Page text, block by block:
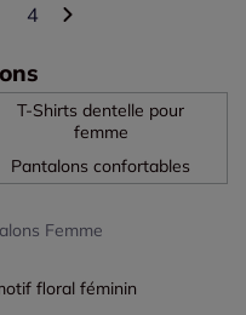
4
T-Shirts dentelle pour
femme
Pantalons confortables
Femme
floral féminin